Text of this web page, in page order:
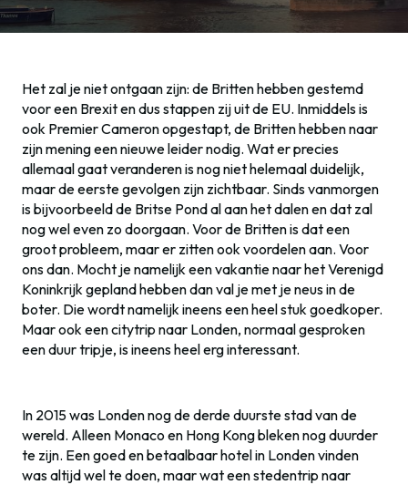
Het zal je niet ontgaan zijn: de Britten hebben gestemd
voor een Brexit en dus stappen zij uit de EU. Inmiddels is
ook Premier Cameron opgestapt, de Britten hebben naar
zijn mening een nieuwe leider nodig. Wat er precies
allemaal gaat veranderen is nog niet helemaal duidelijk,
maar de eerste gevolgen zijn zichtbaar. Sinds vanmorgen
is bijvoorbeeld de Britse Pond al aan het dalen en dat zal
nog wel even zo doorgaan. Voor de Britten is dat een
groot probleem, maar er zitten ook voordelen aan. Voor
ons dan. Mocht je namelijk een vakantie naar het Verenigd
Koninkrijk gepland hebben dan val je met je neus in de
boter. Die wordt namelijk ineens een heel stuk goedkoper.
Maar ook een citytrip naar Londen, normaal gesproken
een duur tripje, is ineens heel erg interessant.
In 2015 was Londen nog de derde duurste stad van de
wereld. Alleen Monaco en Hong Kong bleken nog duurder
te zijn. Een goed en betaalbaar hotel in Londen vinden
was altijd wel te doen, maar wat een stedentrip naar